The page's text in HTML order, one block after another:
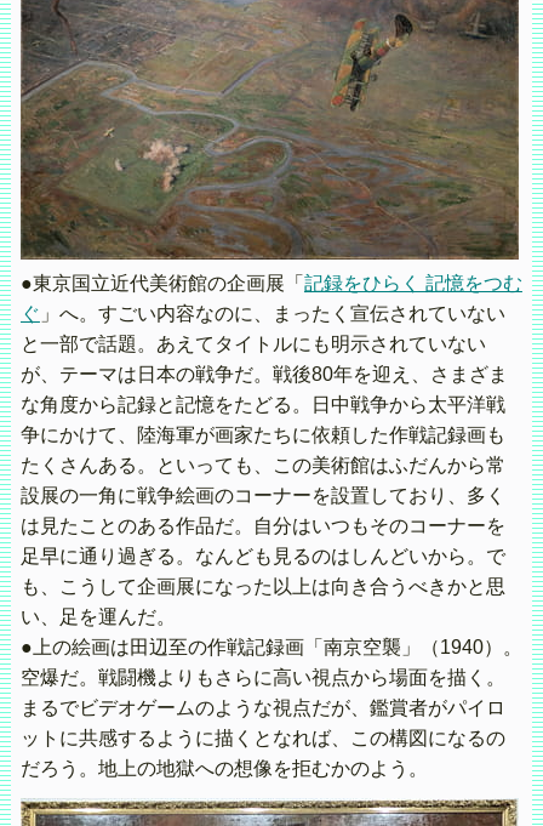
●東京国立近代美術館の企画展「 記録をひらく 記憶をつむ
ぐ 」へ。すごい内容なのに、まったく宣伝されていない
と一部で話題。あえてタイトルにも明示されていない
が、テーマは日本の戦争だ。戦後80年を迎え、さまざま
な角度から記録と記憶をたどる。日中戦争から太平洋戦
争にかけて、陸海軍が画家たちに依頼した作戦記録画も
たくさんある。といっても、この美術館はふだんから常
設展の一角に戦争絵画のコーナーを設置しており、多く
は見たことのある作品だ。自分はいつもそのコーナーを
足早に通り過ぎる。なんども見るのはしんどいから。で
も、こうして企画展になった以上は向き合うべきかと思
い、足を運んだ。
●上の絵画は田辺至の作戦記録画「南京空襲」（1940）。
空爆だ。戦闘機よりもさらに高い視点から場面を描く。
まるでビデオゲームのような視点だが、鑑賞者がパイロ
ットに共感するように描くとなれば、この構図になるの
だろう。地上の地獄への想像を拒むかのよう。